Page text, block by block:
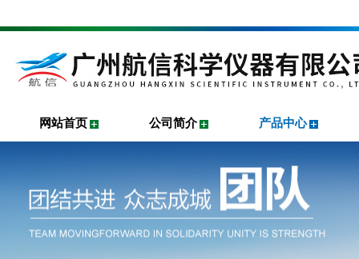
网站首页 公司简介 产品中心